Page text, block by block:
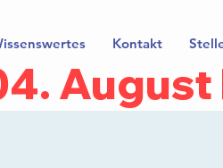
Kontakt